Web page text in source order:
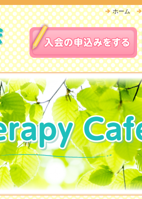
ホーム